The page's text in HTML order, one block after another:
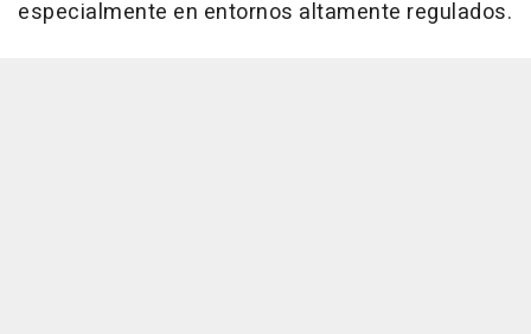
especialmente en entornos altamente regulados.